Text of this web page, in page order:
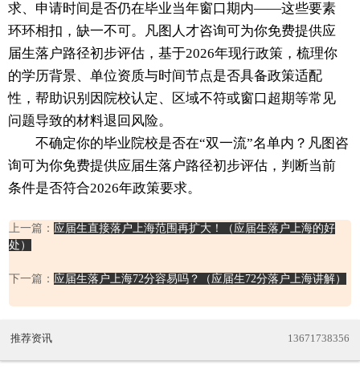
求、申请时间是否仍在毕业当年窗口期内——这些要素
环环相扣，缺一不可。凡图人才咨询可为你免费提供应
届生落户路径初步评估，基于2026年现行政策，梳理你
的学历背景、单位资质与时间节点是否具备政策适配
性，帮助识别因院校认定、区域不符或窗口超期等常见
问题导致的材料退回风险。
不确定你的毕业院校是否在“双一流”名单内？凡图咨
询可为你免费提供应届生落户路径初步评估，判断当前
条件是否符合2026年政策要求。
上一篇： 应届生直接落户上海范围再扩大！（应届生落户上海的好
处）
下一篇： 应届生落户上海72分容易吗？（应届生72分落户上海讲解）
推荐资讯 13671738356